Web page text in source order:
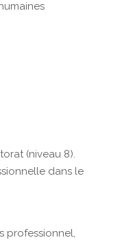
(niveau 8).
dans le
professionnel,